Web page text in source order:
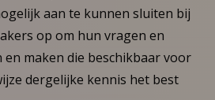
aan te kunnen sluiten bij
op om hun vragen en
maken die beschikbaar voor
dergelijke kennis het best